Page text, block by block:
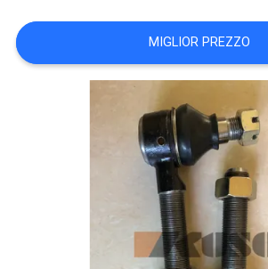
MAPPA
MIGLIOR PREZZO